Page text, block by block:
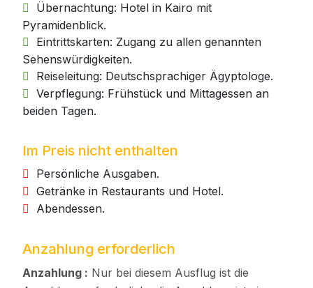
Übernachtung: Hotel in Kairo mit
Pyramidenblick.
Eintrittskarten: Zugang zu allen genannten
Sehenswürdigkeiten.
Reiseleitung: Deutschsprachiger Ägyptologe.
Verpflegung: Frühstück und Mittagessen an
beiden Tagen.
Im Preis nicht enthalten
Persönliche Ausgaben.
Getränke in Restaurants und Hotel.
Abendessen.
Anzahlung erforderlich
Anzahlung : Nur bei diesem Ausflug ist die